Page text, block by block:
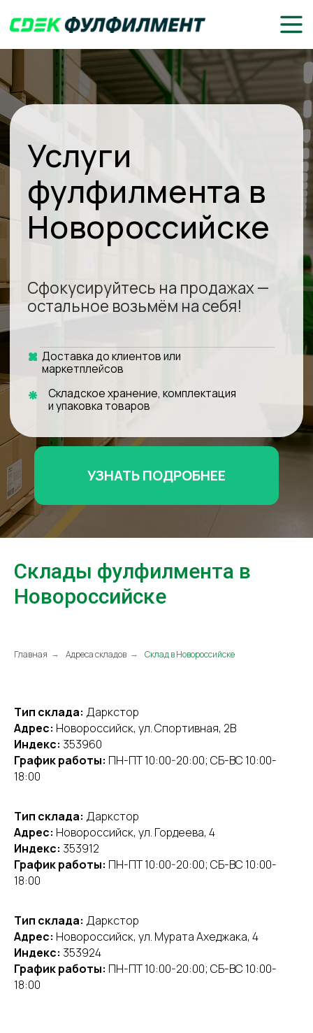
Услуги
Новороссийске
Сфокусируйтесь на продажах —
остальное возьмём на себя!
Складское хранение, комплектация
и упаковка товаров
Склады фулфилмента в
Новороссийске
Главная → Адреса складов → Склад в Новороссийске
Тип склада: Даркстор
Адрес: Новороссийск, ул. Спортивная, 2В
Индекс: 353960
График работы: ПН-ПТ 10:00-20:00; СБ-ВС 10:00-
18:00
Тип склада: Даркстор
Адрес: Новороссийск, ул. Гордеева, 4
Индекс: 353912
График работы: ПН-ПТ 10:00-20:00; СБ-ВС 10:00-
18:00
Тип склада: Даркстор
Адрес: Новороссийск, ул. Мурата Ахеджака, 4
Индекс: 353924
График работы: ПН-ПТ 10:00-20:00; СБ-ВС 10:00-
18:00